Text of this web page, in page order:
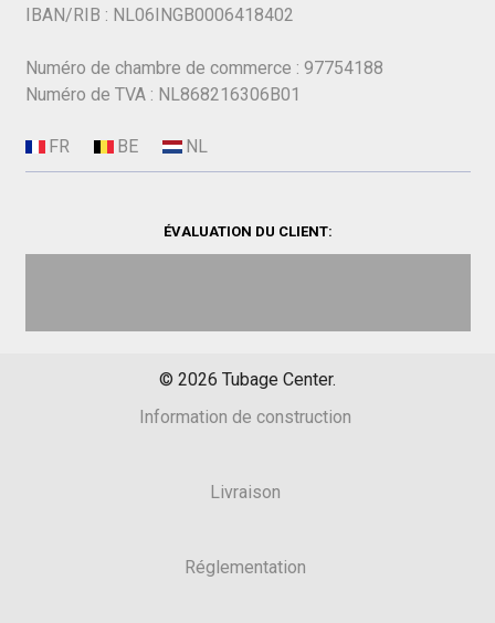
IBAN/RIB : NL06INGB0006418402
Numéro de chambre de commerce : 97754188
Numéro de TVA : NL868216306B01
ÉVALUATION DU CLIENT:
© 2026 Tubage Center.
Information de construction
Livraison
Réglementation